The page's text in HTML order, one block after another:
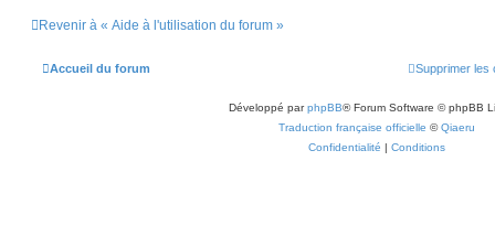
Revenir à « Aide à l'utilisation du forum »
Accueil du forum Supprimer les
Développé parphpBB® Forum Software © phpBB
Traduction française officielle ©Qiaeru
Confidentialité | Conditions